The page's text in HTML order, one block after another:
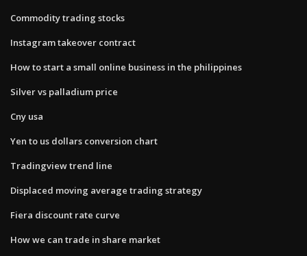
Commodity trading stocks
Instagram takeover contract
How to start a small online business in the philippines
Silver vs palladium price
Cny usa
Yen to us dollars conversion chart
Tradingview trend line
Displaced moving average trading strategy
Fiera discount rate curve
How we can trade in share market